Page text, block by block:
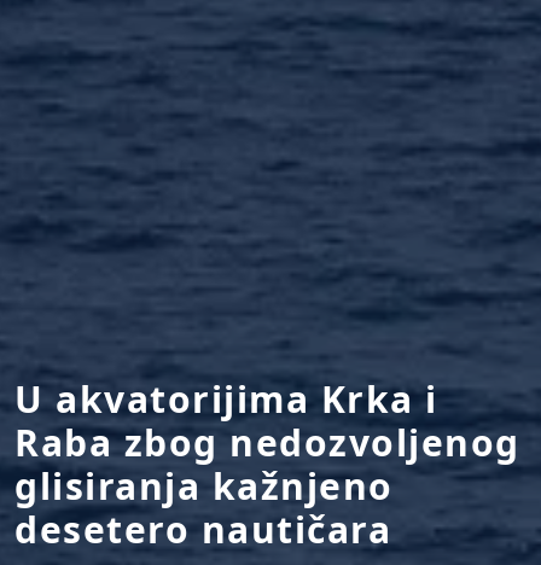
U akvatorijima Krka i
Raba zbog nedozvoljenog
glisiranja kažnjeno
desetero nautičara